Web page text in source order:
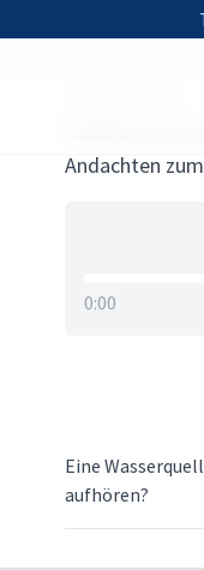
Andachten
0:00
Eine
aufhören?